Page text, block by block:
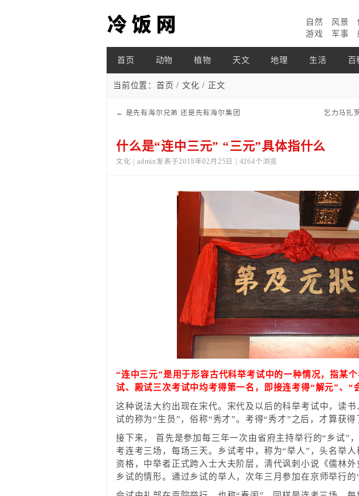
自然 风景
游戏
军事
首页 动物 植物 天文 地理 生活 百
当前位置： 首页 /文化 / 正文
← 是先有海尔兄弟 还是先有海尔集团 乞力马扎
什么是“连中三元” “三元”具体指什么
文化 | admin发表于2018年02月25日 | 4264个浏览
“连中三元”是用于形容古代科举考试中的一种情况，指某
试、殿试三次考试中均考得第一名，即接连考得“解元”、“
这种说法大约出现在宋代。宋代及以后的科举考试中，读
试的称为“生员”，俗称“秀才”。考得“秀才”之后，才算获得
接下来， 首先是参加每三年一次由省府主持举行的“乡试”
考连考三场，每场三天。乡试考中，称为“举人”，头名举
资格，中举者正式跨入士大夫阶层，清代讽刺小说《儒林
乡试的情形。通过乡试的举人，次年三月参加在京师举行的